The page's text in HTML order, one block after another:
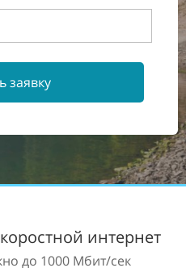
заявку
интернет
до 1000 Мбит/сек